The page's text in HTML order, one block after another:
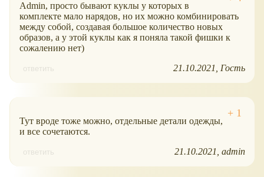
Admin, просто бывают куклы у которых в
комплекте мало нарядов, но их можно комбинировать
между собой, создавая большое количество новых
образов, а у этой куклы как я поняла такой фишки к
сожалению нет)
ответить 21.10.2021 Гость
Тут вроде тоже можно, отдельные детали одежды,
и все сочетаются.
ответить 21.10.2021 admin